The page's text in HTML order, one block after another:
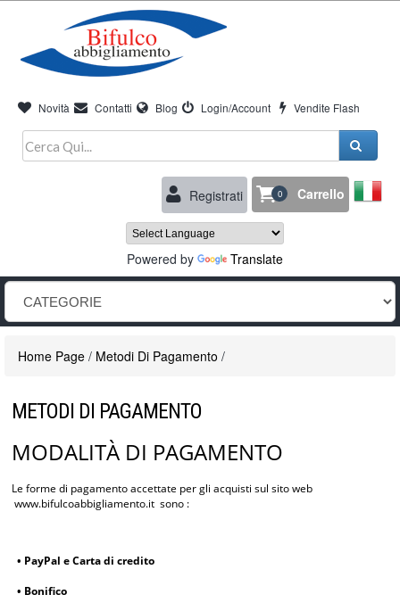
Novità Contatti Blog Login/Account Vendite Flash
Registrati 0 Carrello
Powered by Translate
Home Page / Metodi Di Pagamento /
METODI DI PAGAMENTO
MODALITÀ DI PAGAMENTO
Le forme di pagamento accettate per gli acquisti sul sito web
www.bifulcoabbigliamento.it sono :
• PayPal e Carta di credito
• Bonifico